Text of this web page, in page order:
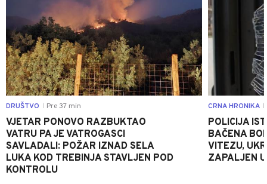
DRUŠTVO Pre 37 min
VJETAR PONOVO RAZBUKTAO
VATRU PA JE VATROGASCI
SAVLADALI: POŽAR IZNAD SELA
LUKA KOD TREBINJA STAVLJEN POD
KONTROLU
CRNA HRONIKA
POLICIJA
BAČENA
VITEZU,
ZAPALJEN